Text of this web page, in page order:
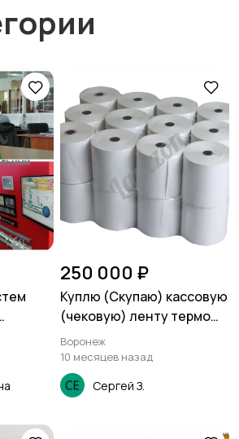
250 000 ₽
Куплю (Скупаю) кассовую
(чековую) ленту термо
57мм и 80мм
Воронеж
10 месяцев назад
Сергей З.